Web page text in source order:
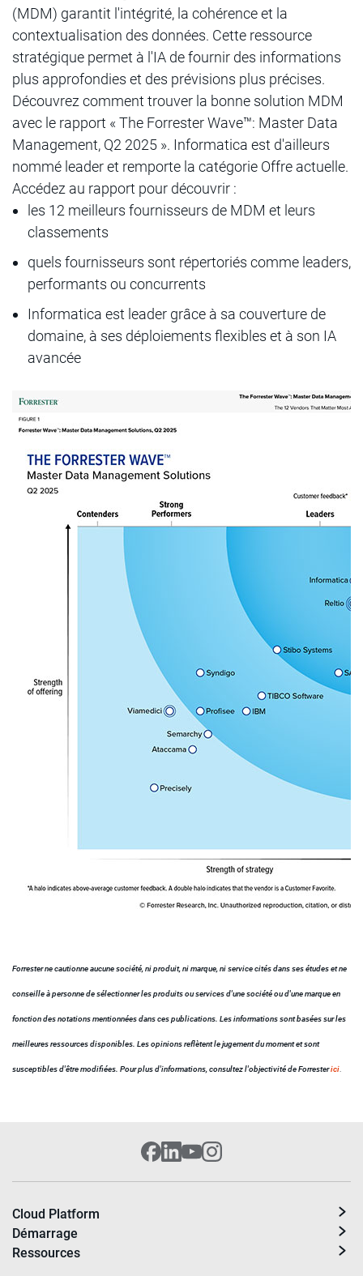
(MDM) garantit l'intégrité, la cohérence et la
contextualisation des données. Cette ressource
stratégique permet à l'IA de fournir des informations
plus approfondies et des prévisions plus précises.
Découvrez comment trouver la bonne solution MDM
avec le rapport « The Forrester Wave™: Master Data
Management, Q2 2025 ». Informatica est d'ailleurs
nommé leader et remporte la catégorie Offre actuelle.
Accédez au rapport pour découvrir :
les 12 meilleurs fournisseurs de MDM et leurs
classements
quels fournisseurs sont répertoriés comme leaders,
performants ou concurrents
Informatica est leader grâce à sa couverture de
domaine, à ses déploiements flexibles et à son IA
avancée
Forrester ne cautionne aucune société, ni produit, ni marque, ni service cités dans ses études et ne
conseille à personne de sélectionner les produits ou services d'une société ou d'une marque en
fonction des notations mentionnées dans ces publications. Les informations sont basées sur les
meilleures ressources disponibles. Les opinions reflètent le jugement du moment et sont
susceptibles d'être modifiées. Pour plus d'informations, consultez l'objectivité de Forresterici
Cloud Platform
Démarrage
Ressources